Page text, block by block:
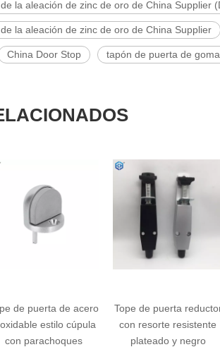
la aleación de zinc de oro de China Supplier
la aleación de zinc de oro de China Supplier
China Door Stop tapón de puerta de goma
de acero
estilo cúpula
Tope de puerta reductor
con resorte resistente
plateado y negro